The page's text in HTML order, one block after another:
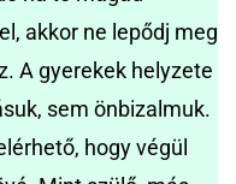
akkor ne lepődj meg
A gyerekek helyzete
sem önbizalmuk.
hogy végül